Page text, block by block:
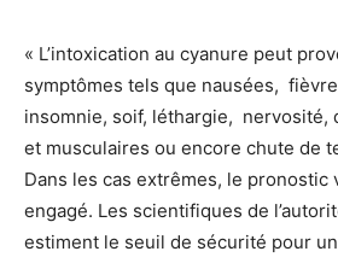
« L’intoxication au cyanure peut
symptômes tels que nausées,
insomnie, soif, léthargie, nervosité,
et musculaires ou encore chute de
Dans les cas extrêmes, le pronostic
engagé. Les scientifiques de
estiment le seuil de sécurité pour